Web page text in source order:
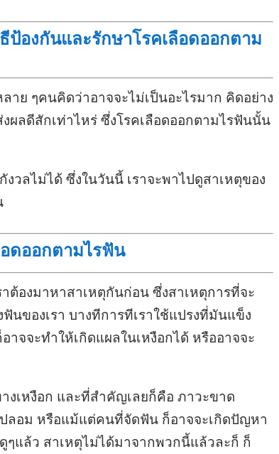
ป้องกันและรักษาโรคเลือดออกตาม
าย ๆคนคิดว่าอาจจะไม่เป็นอะไรมาก คิดอย่าง
ผลดีสักเท่าไหร่ ซึ่งโรคเลือดออกตามไรฟันนั้น
วลไม่ได้ ซึ่งในวันนี้ เราจะพาไปดูสาเหตุของ
ดออกตามไรฟัน
ต้องมาหาสาเหตุกันก่อน ซึ่งสาเหตุการที่จะ
นของเรา บางทีการทีเราใช้แปรงที่มันแข็ง
จจะทำให้เกิดแผลในเหงือกได้ หรืออาจจะ
งเหงือก และที่สำคัญเลยก็คือ ภาวะขาด
ลอม หรือแม้แต่คนที่จัดฟัน ก็อาจจะเกิดปัญหา
แล้ว สาเหตุไม่ได้มาจากพวกนี้แล้วละก็ ก็